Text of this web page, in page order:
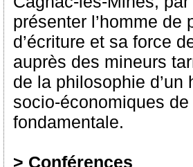
présenter l’homme
d’écriture et sa force
auprès des mineurs
de la philosophie
socio-économiques
fondamentale.
> Conférences